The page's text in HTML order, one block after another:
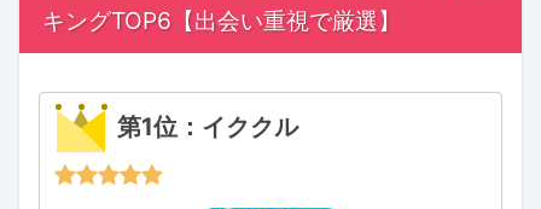
キングTOP6【出会い重視で厳選】
第1位：イククル